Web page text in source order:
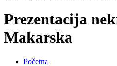
Prezentacija
Makarska
Početna